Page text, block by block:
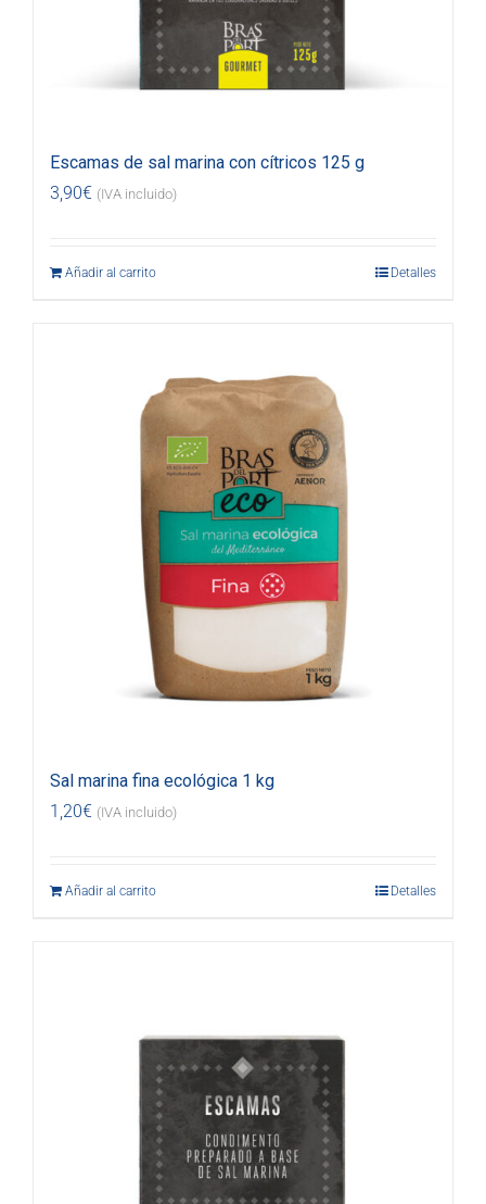
Escamas de sal marina con cítricos 125 g
3,90€ (IVA incluido)
Añadir al carrito Detalles
Sal marina fina ecológica 1 kg
1,20€ (IVA incluido)
Añadir al carrito Detalles